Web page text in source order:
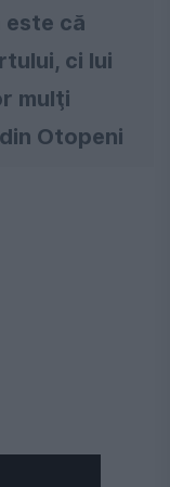
este că
ci lui
mulţi
Otopeni